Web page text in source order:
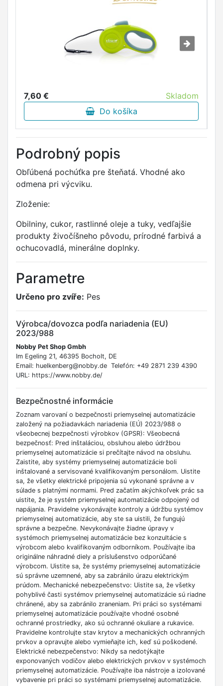
7,60 €
Skladom
Do košíka
Podrobný popis
Obľúbená pochúťka pre šteňatá. Vhodné ako
odmena pri výcviku.
Zloženie:
Obilniny, cukor, rastlinné oleje a tuky, vedľajšie
produkty živočíšneho pôvodu, prírodné farbivá a
ochucovadlá, minerálne doplnky.
Parametre
Určeno pro zvíře: Pes
Výrobca/dovozca podľa nariadenia (EU)
2023/988
Nobby Pet Shop Gmbh
Im Egeling 21, 46395 Bocholt, DE
Email: huelkenberg@nobby.de Telefón: +49 2871 239 4390
URL: https://www.nobby.de/
Bezpečnostné informácie
Zoznam varovaní o bezpečnosti priemyselnej automatizácie
založený na požiadavkách nariadenia (EÚ) 2023/988 o
všeobecnej bezpečnosti výrobkov (GPSR): Všeobecná
bezpečnosť: Pred inštaláciou, obsluhou alebo údržbou
priemyselnej automatizácie si prečítajte návod na obsluhu.
Zaistite, aby systémy priemyselnej automatizácie boli
inštalované a servisované kvalifikovaným personálom. Uistite
sa, že všetky elektrické pripojenia sú vykonané správne a v
súlade s platnými normami. Pred začatím akýchkoľvek prác sa
uistite, že je systém priemyselnej automatizácie odpojený od
napájania. Pravidelne vykonávajte kontroly a údržbu systémov
priemyselnej automatizácie, aby ste sa uistili, že fungujú
správne a bezpečne. Nevykonávajte žiadne úpravy v
systémoch priemyselnej automatizácie bez konzultácie s
výrobcom alebo kvalifikovaným odborníkom. Používajte iba
originálne náhradné diely a príslušenstvo odporúčané
výrobcom. Uistite sa, že systémy priemyselnej automatizácie
sú správne uzemnené, aby sa zabránilo úrazu elektrickým
prúdom. Mechanické nebezpečenstvo: Uistite sa, že všetky
pohyblivé časti systémov priemyselnej automatizácie sú riadne
chránené, aby sa zabránilo zraneniam. Pri práci so systémami
priemyselnej automatizácie používajte vhodné osobné
ochranné prostriedky, ako sú ochranné okuliare a rukavice.
Pravidelne kontrolujte stav krytov a mechanických ochranných
prvkov a opravujte alebo vymieňajte ich, keď sú poškodené.
Elektrické nebezpečenstvo: Nikdy sa nedotýkajte
exponovaných vodičov alebo elektrických prvkov v systémoch
priemyselnej automatizácie. Používajte iba nástroje a izolované
vybavenie pri práci so systémami priemyselnej automatizácie.